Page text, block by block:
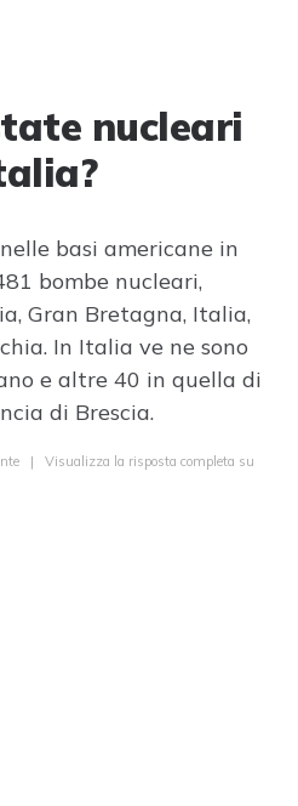
nucleari
basi americane in
bombe nucleari,
Gran Bretagna, Italia,
In Italia ve ne sono
e altre 40 in quella di
di Brescia.
| Visualizza la risposta completa su